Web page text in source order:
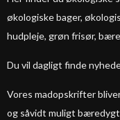
økologiske bager,
hudpleje, grøn frisør,
Du vil dagligt finde
Vores madopskrifter
og såvidt muligt